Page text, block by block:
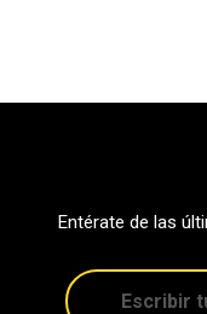
Entérate de las